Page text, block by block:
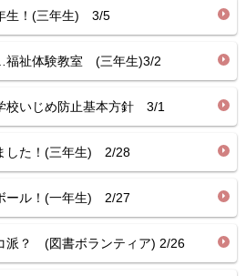
生！(三年生) 3/5
福祉体験教室 (三年生)3/2
校いじめ防止基本方針 3/1
した！(三年生) 2/28
ール！(一年生) 2/27
派？ (図書ボランティア) 2/26